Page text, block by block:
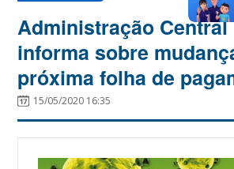
Administração Central
informa sobre
próxima folha de
15/05/2020 16:35